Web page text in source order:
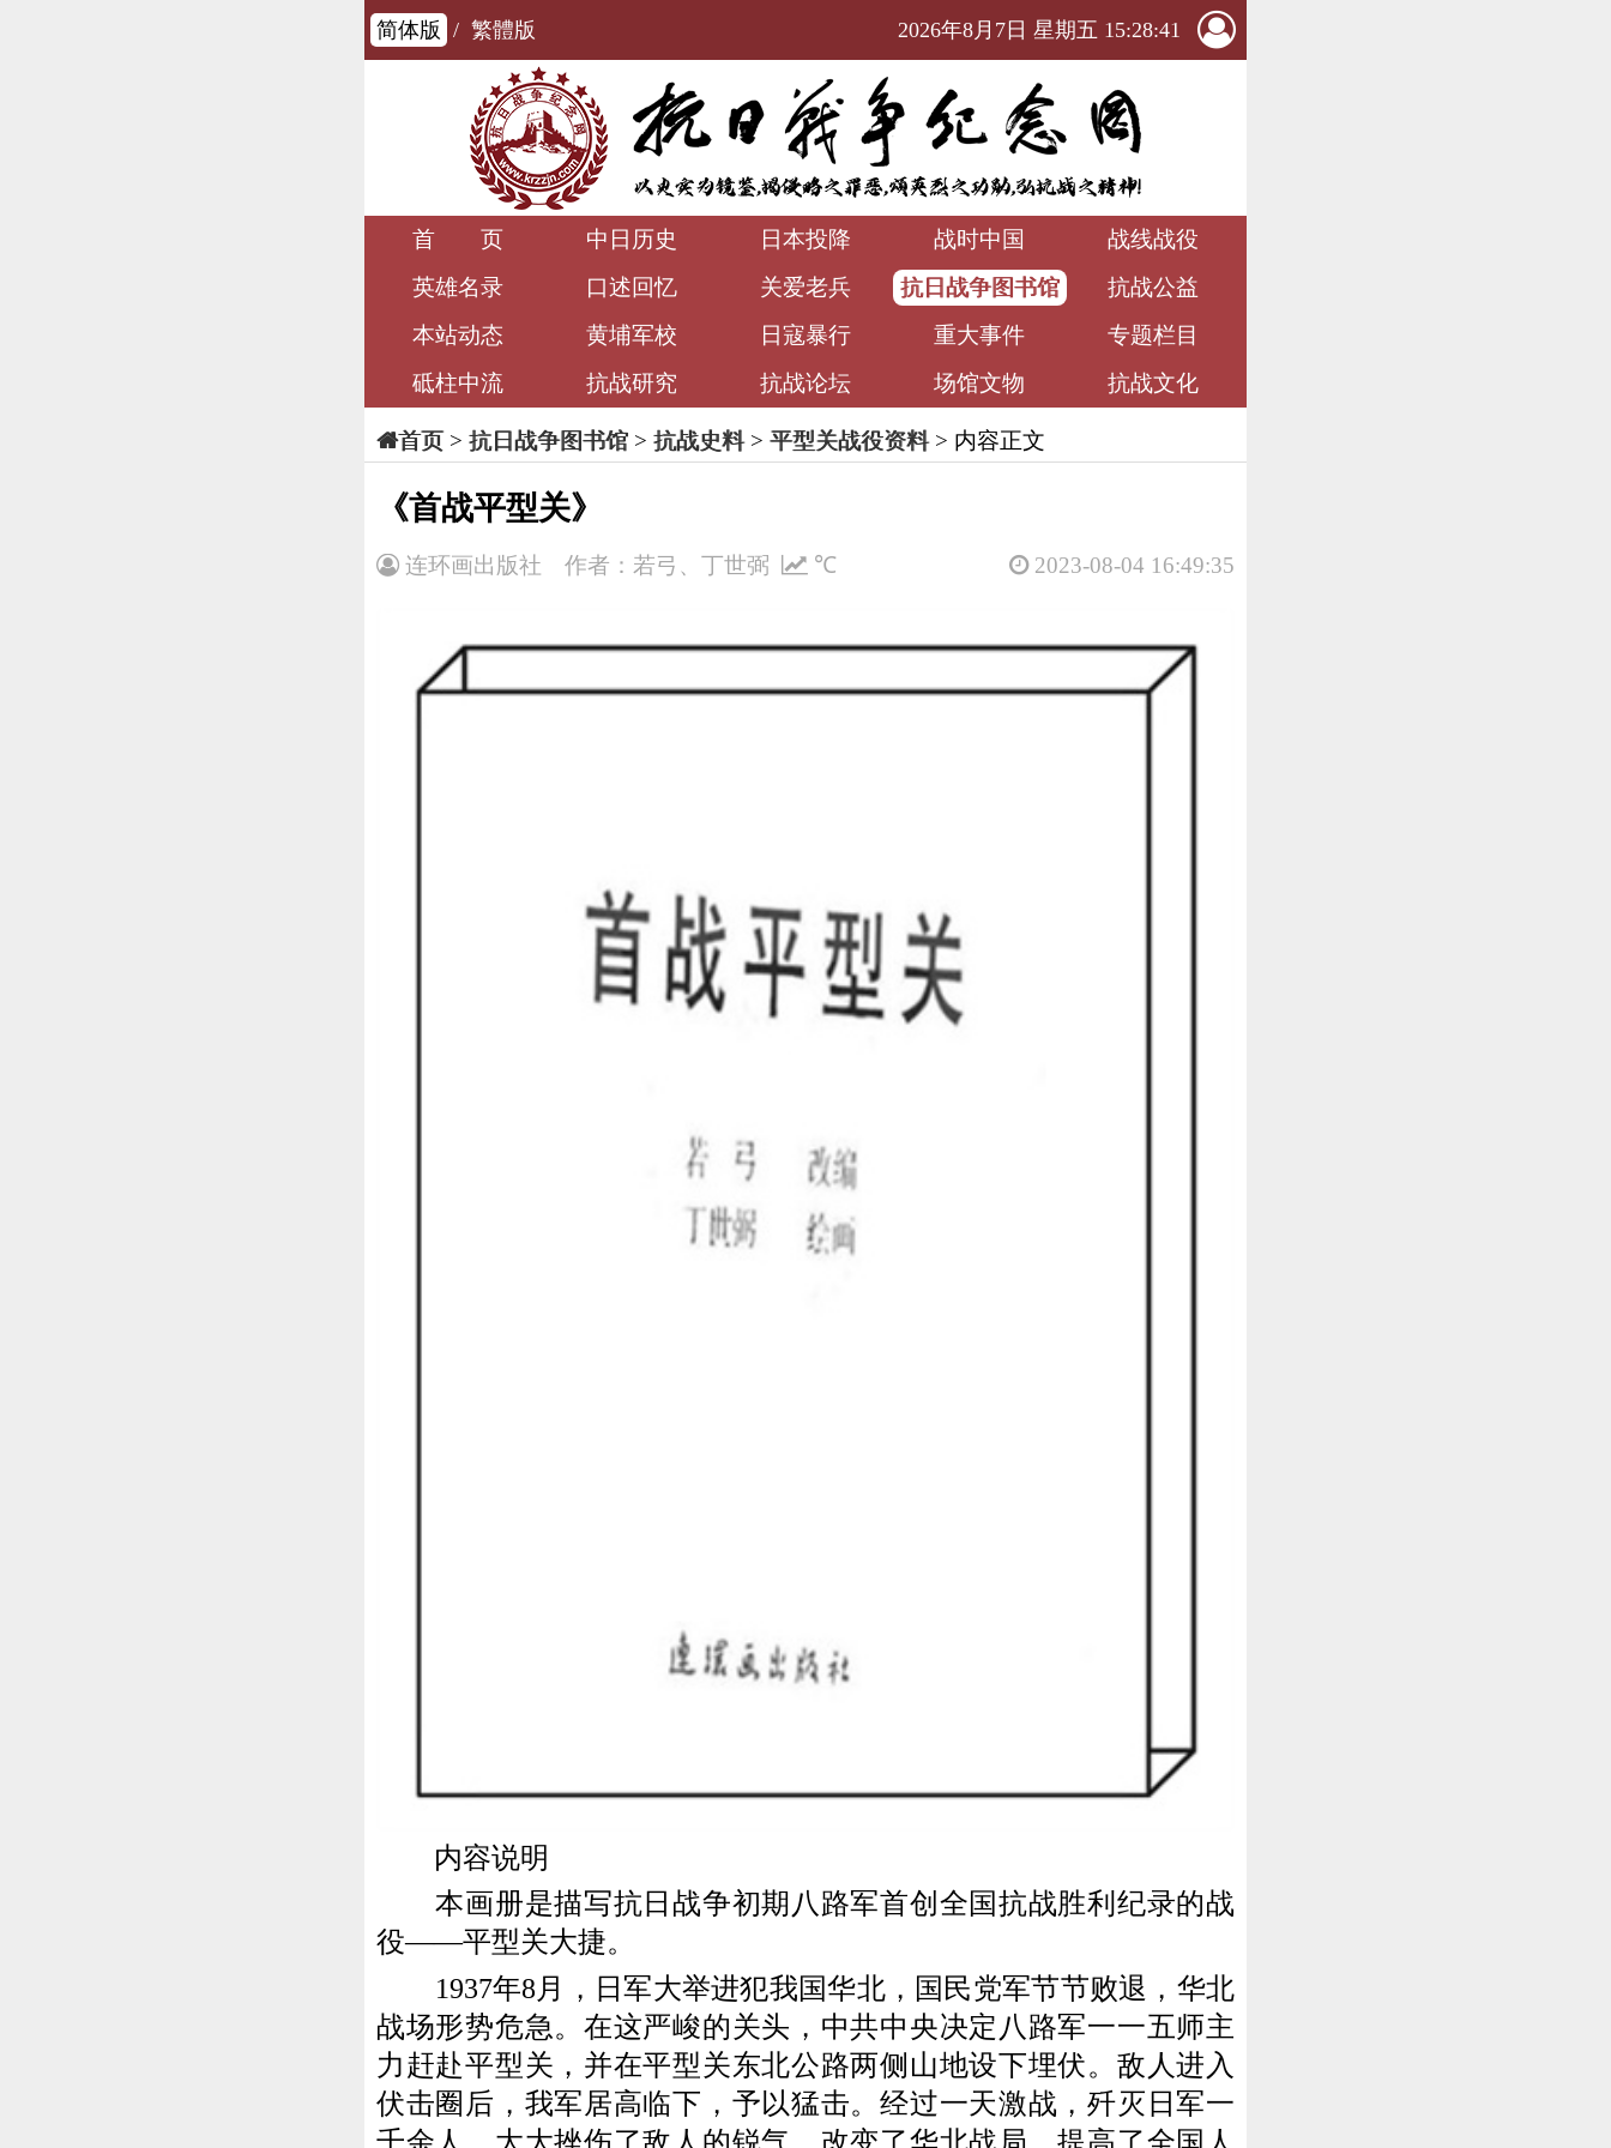
简体版 / 繁體版 2026年8月7日 星期五 15:28:41
首 页 中日历史 日本投降 战时中国
战线战役
英雄名录
口述回忆 关爱老兵 抗日战争图书馆
抗战公益
本站动态
黄埔军校 日寇暴行 重大事件
专题栏目
砥柱中流
抗战研究 抗战论坛 场馆文物 抗战文化
首页> 抗日战争图书馆 > 抗战史料> 平型关战役资料> 内容正文
《首战平型关》
连环画出版社 作者：若弓、丁世弼 2023-08-04 16:49:35
℃
内容说明
本画册是描写抗日战争初期八路军首创全国抗战胜利纪录的战
役——平型关大捷。
1937年8月，日军大举进犯我国华北，国民党军节节败退，华北
战场形势危急。在这严峻的关头，中共中央决定八路军一一五师主
力赶赴平型关，并在平型关东北公路两侧山地设下埋伏。敌人进入
伏击圈后，我军居高临下，予以猛击。经过一天激战，歼灭日军一